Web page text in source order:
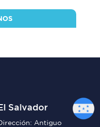
Salvador
Antiguo